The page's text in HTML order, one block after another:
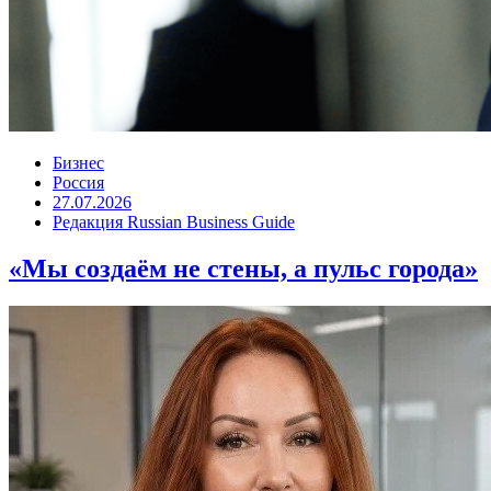
Бизнес
Россия
27.07.2026
Редакция Russian Business Guide
«Мы создаём не стены, а пульс города»